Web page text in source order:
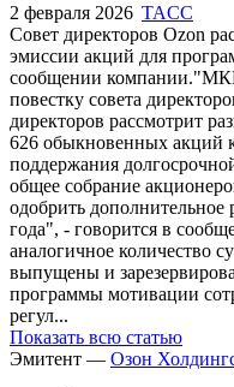
2 февраля 2026 TACC
Совет директоров Ozon
эмиссии акций для
сообщении
повестку совета
директоров рассмотрит
626 обыкновенных акций
поддержания
общее собрание
одобрить дополнительное
года", - говорится в
аналогичное количество
выпущены и
программы мотивации
регул...
Показать всю статью
Эмитент — Озон